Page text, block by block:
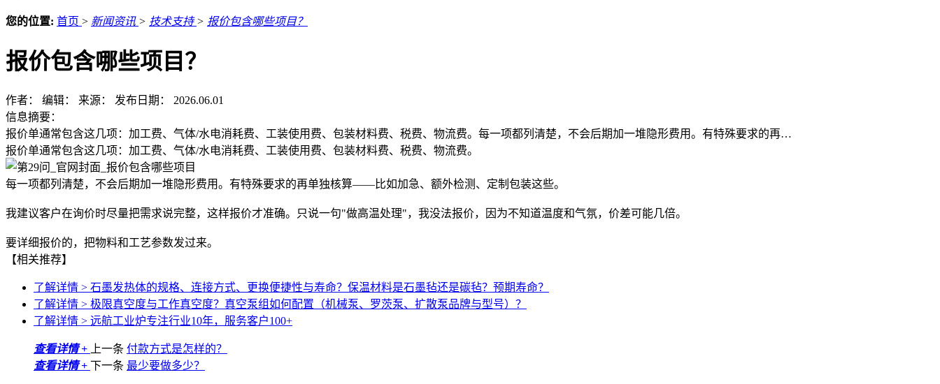
您的位置: 首页 > 新闻资讯 > 技术支持> 报价包含哪些项目？
报价包含哪些项目？
作者： 编辑： 来源： 发布日期： 2026.06.01
信息摘要：
报价单通常包含这几项：加工费、气体/水电消耗费、工装使用费、包装材料费、税费、物流费。每一项都列清楚，不会后期加一堆隐形费用。有特殊要求的再…
报价单通常包含这几项：加工费、气体/水电消耗费、工装使用费、包装材料费、税费、物流费。
每一项都列清楚，不会后期加一堆隐形费用。有特殊要求的再单独核算——比如加急、额外检测、定制包装这些。
我建议客户在询价时尽量把需求说完整，这样报价才准确。只说一句"做高温处理"，我没法报价，因为不知道温度和气氛，价差可能几倍。
要详细报价的，把物料和工艺参数发过来。
【相关推荐】
了解详情 > 石墨发热体的规格、连接方式、更换便捷性与寿命？保温材料是石墨毡还是碳毡？预期寿命？
了解详情 > 极限真空度与工作真空度？真空泵组如何配置（机械泵、罗茨泵、扩散泵品牌与型号）？
了解详情 > 远航工业炉专注行业10年，服务客户100+
查看详情 + 上一条 付款方式是怎样的？
查看详情 + 下一条 最少要做多少？